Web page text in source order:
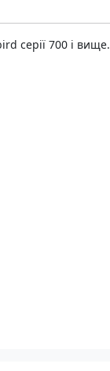
серії 700 і вище.